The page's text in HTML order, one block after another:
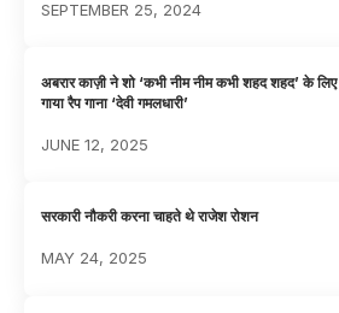
SEPTEMBER 25, 2024
अबरार काज़ी ने शो ‘कभी नीम नीम कभी शहद शहद’ के लिए
गाया रैप गाना ‘देवी गमलधारी’
JUNE 12, 2025
सरकारी नौकरी करना चाहते थे राजेश रोशन
MAY 24, 2025